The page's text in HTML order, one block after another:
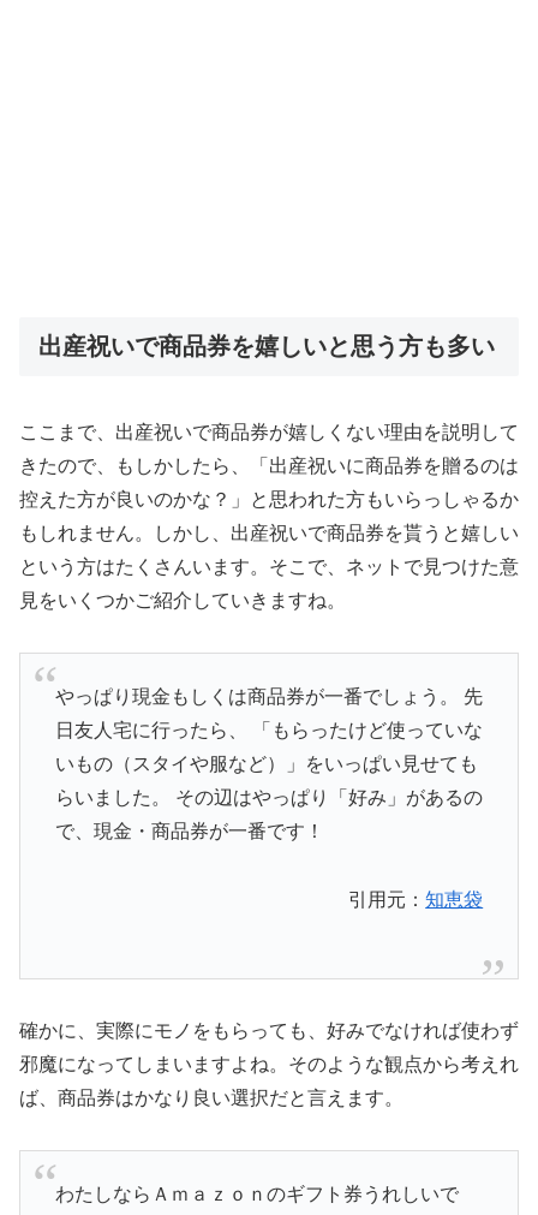
出産祝いで商品券を嬉しいと思う方も多い
ここまで、出産祝いで商品券が嬉しくない理由を説明して
きたので、もしかしたら、「出産祝いに商品券を贈るのは
控えた方が良いのかな？」と思われた方もいらっしゃるか
もしれません。しかし、出産祝いで商品券を貰うと嬉しい
という方はたくさんいます。そこで、ネットで見つけた意
見をいくつかご紹介していきますね。
やっぱり現金もしくは商品券が一番でしょう。 先
日友人宅に行ったら、 「もらったけど使っていな
いもの（スタイや服など）」をいっぱい見せても
らいました。 その辺はやっぱり「好み」があるの
で、現金・商品券が一番です！
引用元：知恵袋
確かに、実際にモノをもらっても、好みでなければ使わず
邪魔になってしまいますよね。そのような観点から考えれ
ば、商品券はかなり良い選択だと言えます。
わたしならＡｍａｚｏｎのギフト券うれしいで